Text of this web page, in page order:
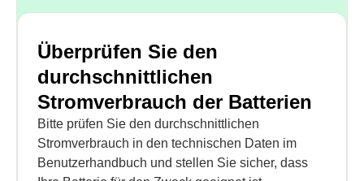
Überprüfen Sie den
durchschnittlichen
Stromverbrauch der Batterien
Bitte prüfen Sie den durchschnittlichen
Stromverbrauch in den technischen Daten im
Benutzerhandbuch und stellen Sie sicher, dass